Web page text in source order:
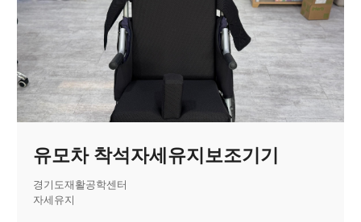
유모차 착석자세유지보조기기
경기도재활공학센터
자세유지